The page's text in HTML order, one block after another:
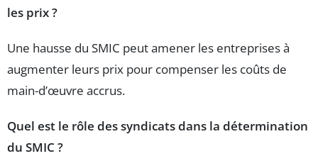
les prix ?
Une hausse du SMIC peut amener les entreprises à
augmenter leurs prix pour compenser les coûts de
main-d’œuvre accrus.
Quel est le rôle des syndicats dans la détermination
du SMIC ?